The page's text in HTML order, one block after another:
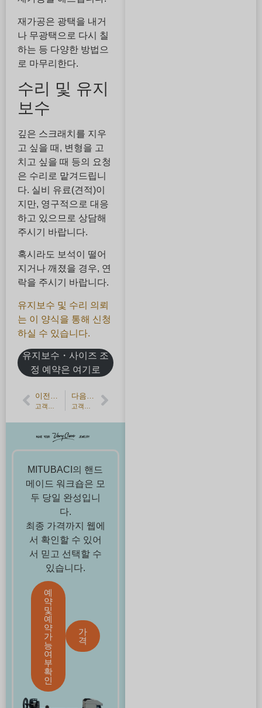
재가공은 광택을 내거
나 무광택으로 다시 칠
하는 등 다양한 방법으
로 마무리한다.
수리 및 유지
보수
깊은 스크래치를 지우
고 싶을 때, 변형을 고
치고 싶을 때 등의 요청
은 수리로 맡겨드립니
다. 실비 유료(견적)이
지만, 영구적으로 대응
하고 있으므로 상담해
주시기 바랍니다.
혹시라도 보석이 떨어
지거나 깨졌을 경우, 연
락을 주시기 바랍니다.
유지보수 및 수리 의뢰
는 이 양식을 통해 신청
하실 수 있습니다.
유지보수・사이즈 조
정 예약은 여기로
MITUBACI의 핸드
메이드 워크숍은 모
두 당일 완성입니
다.
최종 가격까지 웹에
서 확인할 수 있어
서 믿고 선택할 수
있습니다.
예
약
및
예
약
가
능
여
부
확
인
가
격